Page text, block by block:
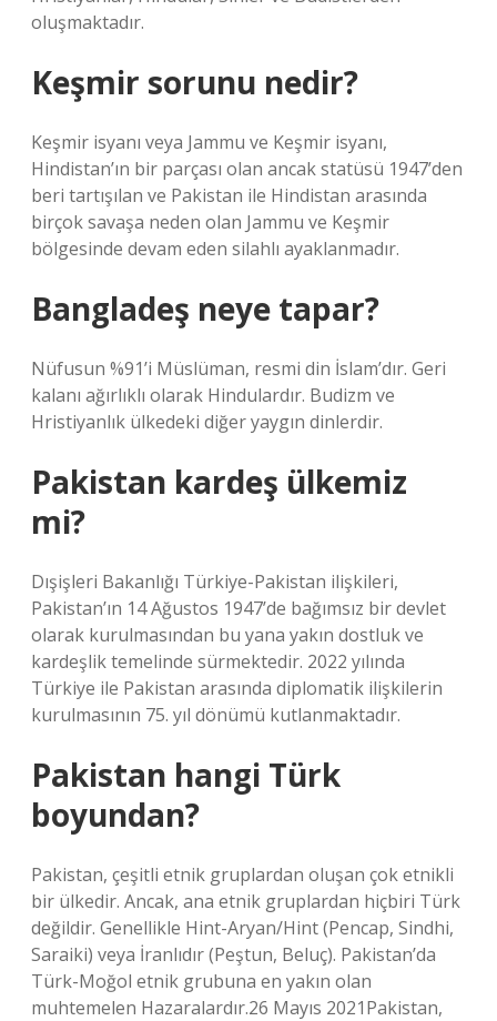
oluşmaktadır.
Keşmir sorunu nedir?
Keşmir isyanı veya Jammu ve Keşmir isyanı,
Hindistan’ın bir parçası olan ancak statüsü 1947’den
beri tartışılan ve Pakistan ile Hindistan arasında
birçok savaşa neden olan Jammu ve Keşmir
bölgesinde devam eden silahlı ayaklanmadır.
Bangladeş neye tapar?
Nüfusun %91’i Müslüman, resmi din İslam’dır. Geri
kalanı ağırlıklı olarak Hindulardır. Budizm ve
Hristiyanlık ülkedeki diğer yaygın dinlerdir.
Pakistan kardeş ülkemiz
mi?
Dışişleri Bakanlığı Türkiye-Pakistan ilişkileri,
Pakistan’ın 14 Ağustos 1947’de bağımsız bir devlet
olarak kurulmasından bu yana yakın dostluk ve
kardeşlik temelinde sürmektedir. 2022 yılında
Türkiye ile Pakistan arasında diplomatik ilişkilerin
kurulmasının 75. yıl dönümü kutlanmaktadır.
Pakistan hangi Türk
boyundan?
Pakistan, çeşitli etnik gruplardan oluşan çok etnikli
bir ülkedir. Ancak, ana etnik gruplardan hiçbiri Türk
değildir. Genellikle Hint-Aryan/Hint (Pencap, Sindhi,
Saraiki) veya İranlıdır (Peştun, Beluç). Pakistan’da
Türk-Moğol etnik grubuna en yakın olan
muhtemelen Hazaralardır.26 Mayıs 2021Pakistan,